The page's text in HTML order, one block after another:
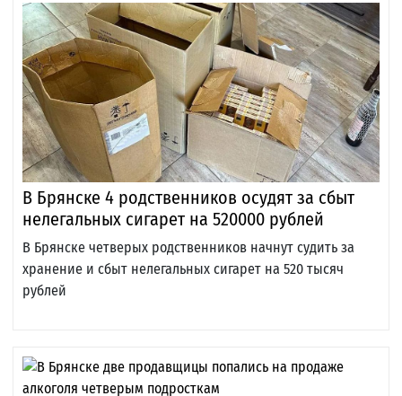
В Брянске 4 родственников осудят за сбыт
нелегальных сигарет на 520000 рублей
В Брянске четверых родственников начнут судить за
хранение и сбыт нелегальных сигарет на 520 тысяч
рублей